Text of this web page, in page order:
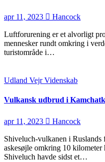
apr 11, 2023 Hancock
Luftforurening er et alvorligt
mennesker rundt omkring i
turistområde i…
Udland VejrVidenskab
Vulkansk udbrud i
apr 11, 2023 Hancock
Shiveluch-vulkanen i
askesøjle omkring 10
Shiveluch havde sidst et…